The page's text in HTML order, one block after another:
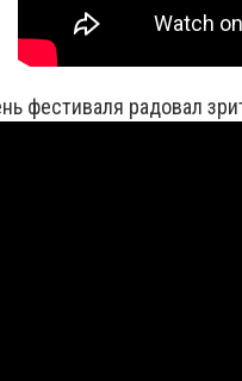
фестиваля радовал